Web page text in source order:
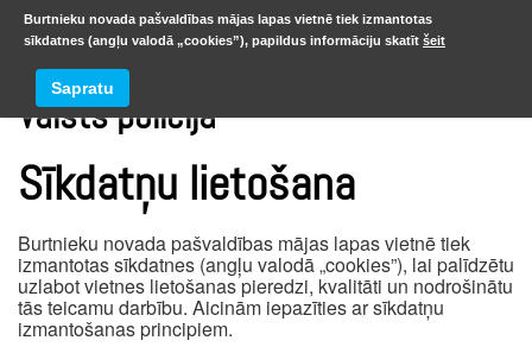
Valsts policija
Sīkdatņu lietošana
Burtnieku novada pašvaldības mājas lapas vietnē tiek
izmantotas sīkdatnes (angļu valodā „cookies”), lai palīdzētu
uzlabot vietnes lietošanas pieredzi, kvalitāti un nodrošinātu
tās teicamu darbību. Aicinām iepazīties ar sīkdatņu
izmantošanas principiem.
Burtnieku novada pašvaldības mājas lapas vietnē tiek izmantotas
sīkdatnes (angļu valodā „cookies”), papildus informāciju skatīt šeit
Sapratu